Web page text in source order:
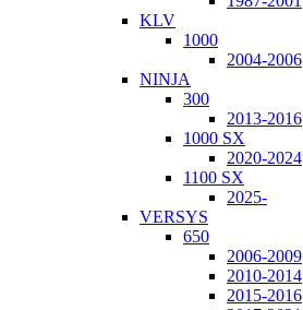
KLV
1000
2004-2006
NINJA
300
2013-2016
1000 SX
2020-2024
1100 SX
2025-
VERSYS
650
2006-2009
2010-2014
2015-2016